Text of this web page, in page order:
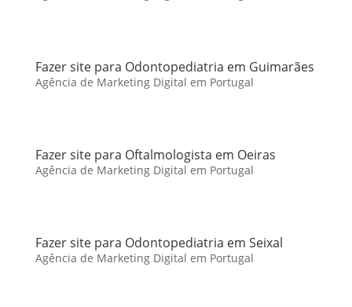
Fazer site para Odontopediatria em Guimarães
Agência de Marketing Digital em Portugal
Fazer site para Oftalmologista em Oeiras
Agência de Marketing Digital em Portugal
Fazer site para Odontopediatria em Seixal
Agência de Marketing Digital em Portugal